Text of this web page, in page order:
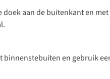
aan de buitenkant en
en gebruik